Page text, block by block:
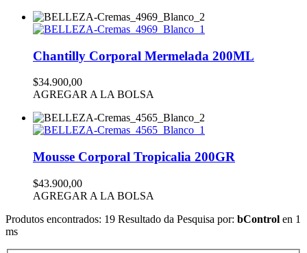
Chantilly Corporal Mermelada 200ML
$34.900,00
AGREGAR A LA BOLSA
Mousse Corporal Tropicalia 200GR
$43.900,00
AGREGAR A LA BOLSA
Produtos encontrados: 19 Resultado da Pesquisa por: bControl en 1
ms